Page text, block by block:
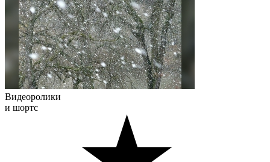
Видеоролики
и шортс